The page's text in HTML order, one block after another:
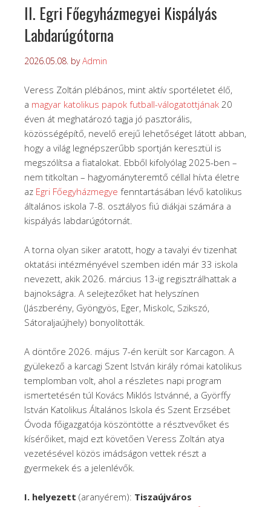
II. Egri Főegyházmegyei Kispályás
Labdarúgótorna
2026.05.08. byAdmin
Veress Zoltán plébános, mint aktív sportéletet élő,
a magyar katolikus papok futball-válogatottjának 20
éven át meghatározó tagja jó pasztorális,
közösségépítő, nevelő erejű lehetőséget látott abban,
hogy a világ legnépszerűbb sportján keresztül is
megszólítsa a fiatalokat. Ebből kifolyólag 2025-ben –
nem titkoltan – hagyományteremtő céllal hívta életre
az Egri Főegyházmegye fenntartásában lévő katolikus
általános iskola 7-8. osztályos fiú diákjai számára a
kispályás labdarúgótornát.
A torna olyan siker aratott, hogy a tavalyi év tizenhat
oktatási intézményével szemben idén már 33 iskola
nevezett, akik 2026. március 13-ig regisztrálhattak a
bajnokságra. A selejtezőket hat helyszínen
(Jászberény, Gyöngyös, Eger, Miskolc, Szikszó,
Sátoraljaújhely) bonyolították.
A döntőre 2026. május 7-én került sor Karcagon. A
gyülekező a karcagi Szent István király római katolikus
templomban volt, ahol a részletes napi program
ismertetésén túl Kovács Miklós Istvánné, a Györffy
István Katolikus Általános Iskola és Szent Erzsébet
Óvoda főigazgatója köszöntötte a résztvevőket és
kísérőiket, majd ezt követően Veress Zoltán atya
vezetésével közös imádságon vettek részt a
gyermekek és a jelenlévők.
I. helyezett (aranyérem): Tiszaújváros